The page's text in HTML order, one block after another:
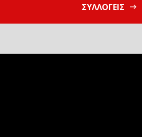
ΣΥΛΛΟΓΕΊΣ